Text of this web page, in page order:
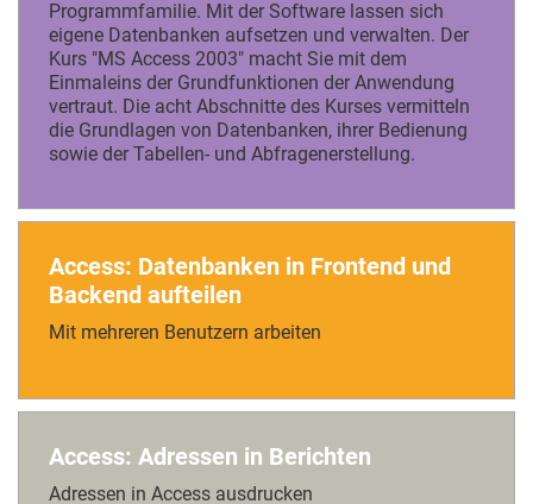
Programmfamilie. Mit der Software lassen sich
eigene Datenbanken aufsetzen und verwalten. Der
Kurs "MS Access 2003" macht Sie mit dem
Einmaleins der Grundfunktionen der Anwendung
vertraut. Die acht Abschnitte des Kurses vermitteln
die Grundlagen von Datenbanken, ihrer Bedienung
sowie der Tabellen- und Abfragenerstellung.
Access: Datenbanken in Frontend und
Backend aufteilen
Mit mehreren Benutzern arbeiten
Access: Adressen in Berichten
Adressen in Access ausdrucken